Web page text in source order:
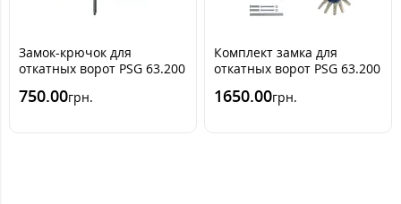
Замок-крючок для
откатных ворот PSG 63.200
750.00грн.
Комплект замка для
откатных ворот PSG 63.200
1650.00грн.